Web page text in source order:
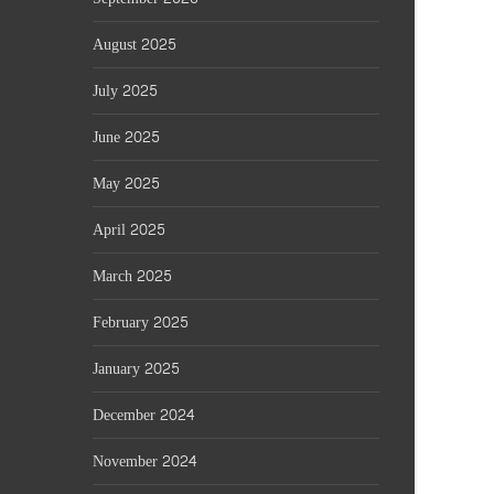
August 2025
July 2025
June 2025
May 2025
April 2025
March 2025
February 2025
January 2025
December 2024
November 2024